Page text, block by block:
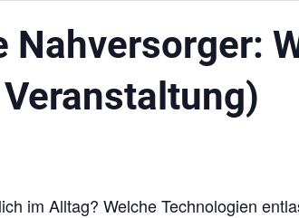
Nahversorger:
im Alltag? Welche Technologien